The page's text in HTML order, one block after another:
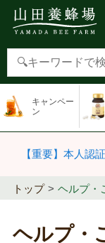
キャンペー
ン
【重要】本人認
トップ ヘルプ・
ヘルプ・